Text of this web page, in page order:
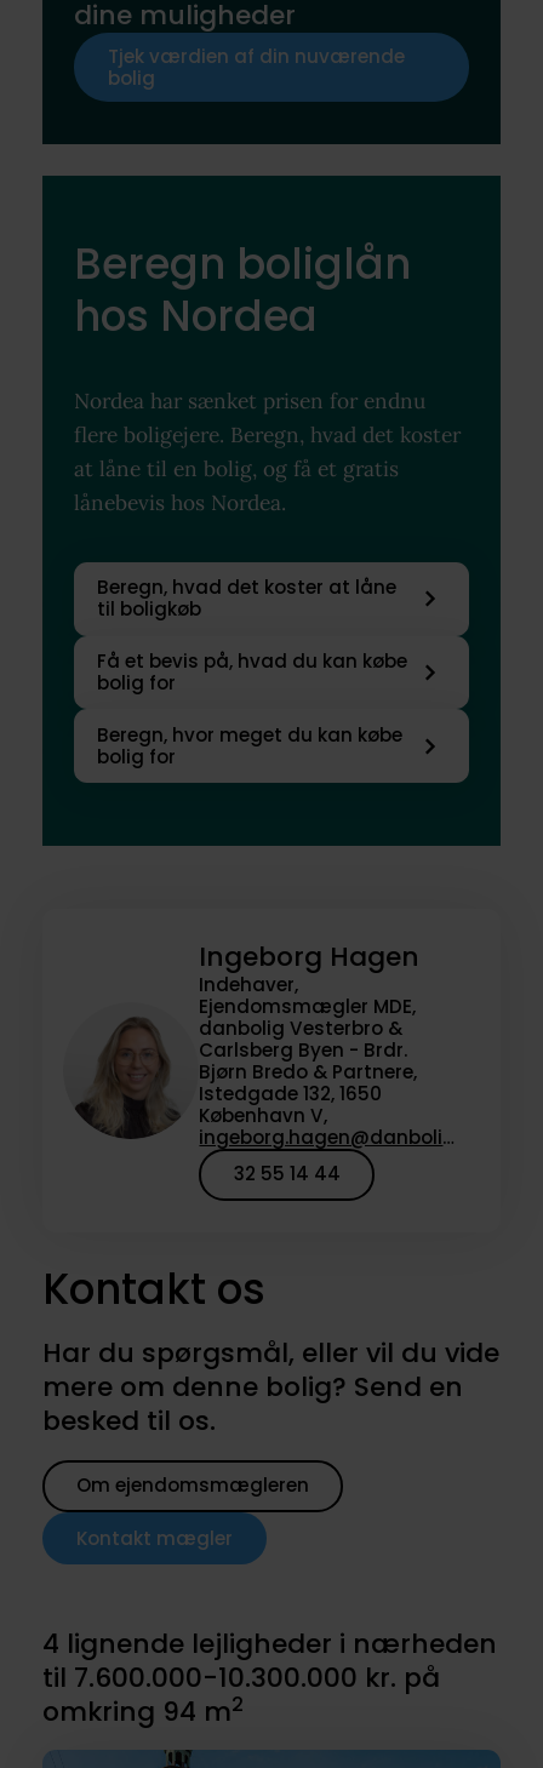
dine muligheder
Tjek værdien af din nuværende
bolig
Beregn boliglån
hos Nordea
Nordea har sænket prisen for endnu
flere boligejere. Beregn, hvad det koster
at låne til en bolig, og få et gratis
lånebevis hos Nordea.
Beregn, hvad det koster at låne
til boligkøb
Få et bevis på, hvad du kan købe
bolig for
Beregn, hvor meget du kan købe
bolig for
Ingeborg Hagen
Indehaver,
Ejendomsmægler MDE,
danbolig Vesterbro &
Carlsberg Byen - Brdr.
Bjørn Bredo & Partnere,
Istedgade 132, 1650
København V,
ingeborg.hagen@danbolig.dk
32 55 14 44
Kontakt os
Har du spørgsmål, eller vil du vide
mere om denne bolig? Send en
besked til os.
Om ejendomsmægleren
Kontakt mægler
4 lignende lejligheder i nærheden
til 7.600.000-10.300.000 kr. på
omkring 94 m2